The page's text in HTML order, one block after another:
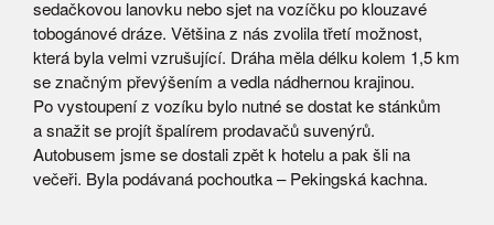
sedačkovou lanovku nebo sjet na vozíčku po klouzavé
tobogánové dráze. Většina z nás zvolila třetí možnost,
která byla velmi vzrušující. Dráha měla délku kolem 1,5 km
se značným převýšením a vedla nádhernou krajinou.
Po vystoupení z vozíku bylo nutné se dostat ke stánkům
a snažit se projít špalírem prodavačů suvenýrů.
Autobusem jsme se dostali zpět k hotelu a pak šli na
večeři. Byla podávaná pochoutka – Pekingská kachna.